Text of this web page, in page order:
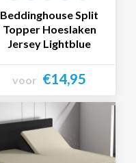
Beddinghouse Split
Topper Hoeslaken
Jersey Lightblue
voor €14,95
Bekijk product